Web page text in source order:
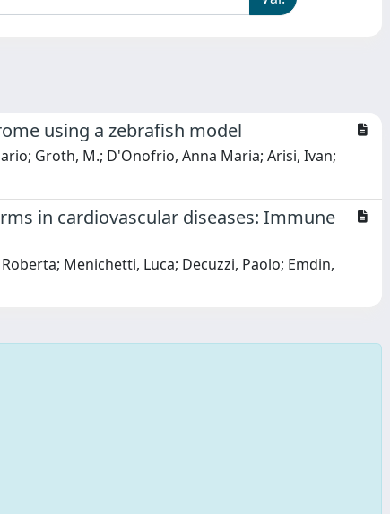
using a zebrafish model
Groth, M.; D'Onofrio, Anna Maria; Arisi, Ivan;
in cardiovascular diseases: Immune
Menichetti, Luca; Decuzzi, Paolo; Emdin,